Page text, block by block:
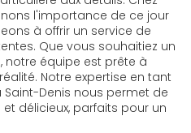
l'importance de ce jour
à offrir un service de
Que vous souhaitiez un
notre équipe est prête à
Notre expertise en tant
Saint-Denis nous permet de
délicieux, parfaits pour un